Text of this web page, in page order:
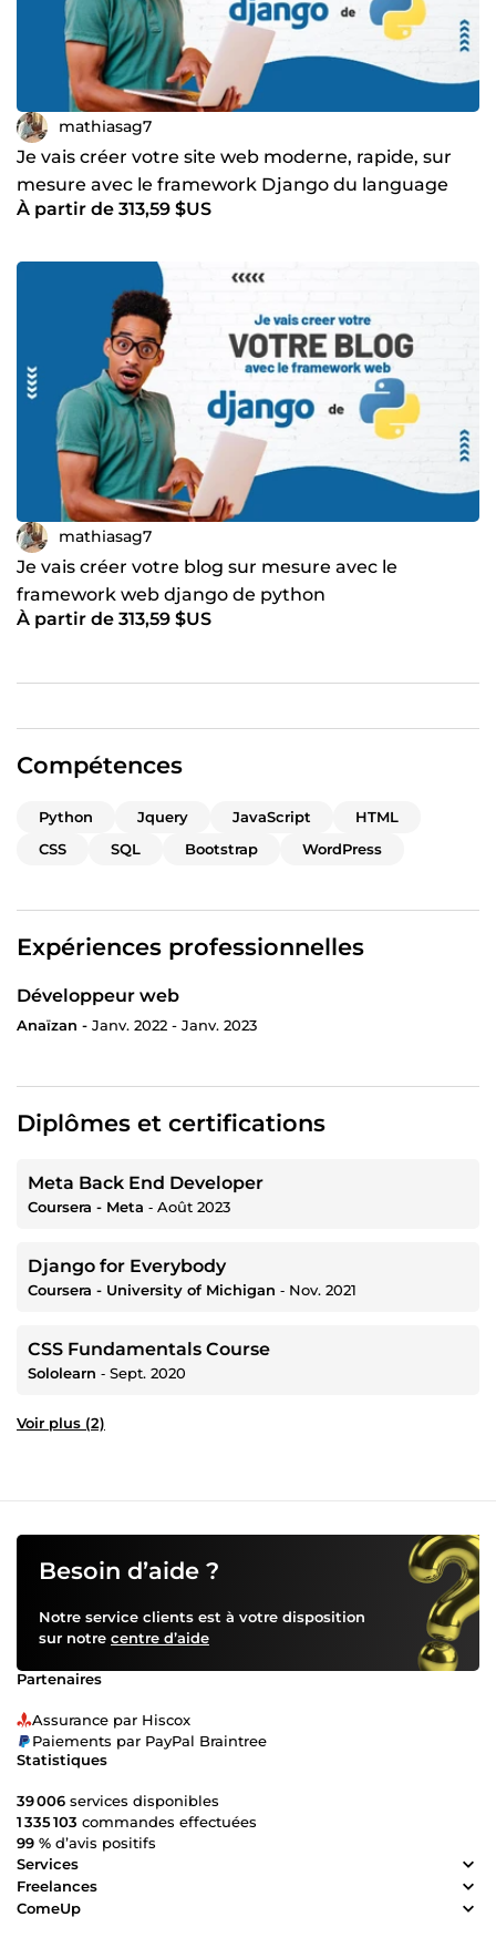
mathiasag7
Je vais créer votre site web moderne, rapide, sur
mesure avec le framework Django du language
Python
À partir de 313,59 $US
mathiasag7
Je vais créer votre blog sur mesure avec le
framework web django de python
À partir de 313,59 $US
Compétences
Python Jquery JavaScript
HTML
CSS
SQL Bootstrap WordPress
Expériences professionnelles
Développeur web
Anaïzan - Janv. 2022 - Janv. 2023
Diplômes et certifications
Meta Back End Developer
Coursera - Meta ‐ Août 2023
Django for Everybody
Coursera - University of Michigan ‐ Nov. 2021
CSS Fundamentals Course
Sololearn ‐ Sept. 2020
Voir plus (2)
Besoin d’aide ?
Notre service clients est à votre disposition
sur notre centre d’aide
Partenaires
Assurance par Hiscox
Paiements par PayPal Braintree
Statistiques
39 006 services disponibles
1 335 103 commandes effectuées
99 % d’avis positifs
Services
Freelances
ComeUp